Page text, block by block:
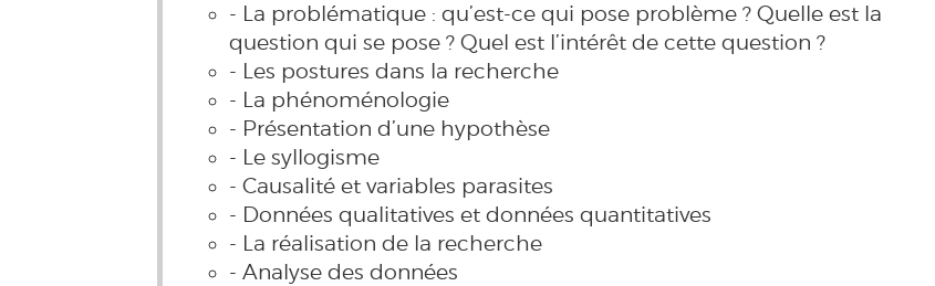
- La problématique : qu’est-ce qui pose problème ? Quelle est la
question qui se pose ? Quel est l’intérêt de cette question ?
- Les postures dans la recherche
- La phénoménologie
- Présentation d’une hypothèse
- Le syllogisme
- Causalité et variables parasites
- Données qualitatives et données quantitatives
- La réalisation de la recherche
- Analyse des données